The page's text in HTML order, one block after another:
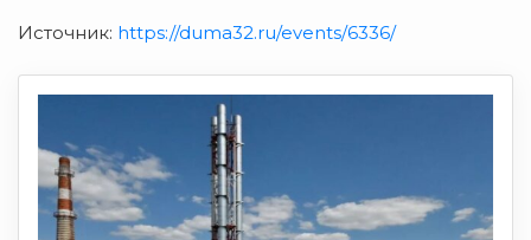
Источник: https://duma32.ru/events/6336/